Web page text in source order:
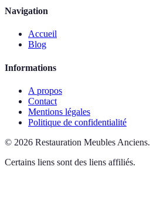
Navigation
Accueil
Blog
Informations
A propos
Contact
Mentions légales
Politique de confidentialité
© 2026 Restauration Meubles Anciens.
Certains liens sont des liens affiliés.